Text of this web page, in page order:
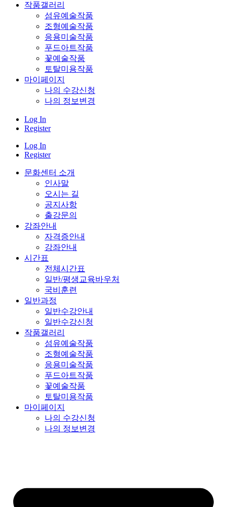
작품갤러리
섬유예술작품
조형예술작품
응용미술작품
푸드아트작품
꽃예술작품
토탈미용작품
마이페이지
나의 수강신청
나의 정보변경
Log In
Register
Log In
Register
문화센터 소개
인사말
오시는 길
공지사항
출강문의
강좌안내
자격증안내
강좌안내
시간표
전체시간표
일반/평생교육바우처
국비훈련
일반과정
일반수강안내
일반수강신청
작품갤러리
섬유예술작품
조형예술작품
응용미술작품
푸드아트작품
꽃예술작품
토탈미용작품
마이페이지
나의 수강신청
나의 정보변경